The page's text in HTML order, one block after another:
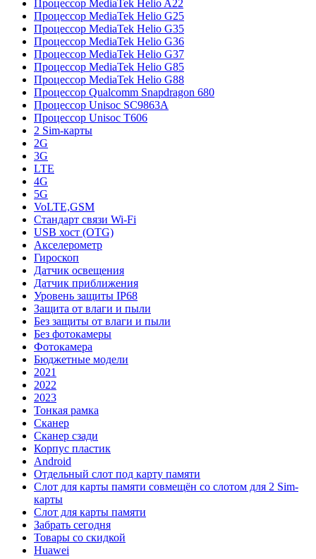
Процессор MediaTek Helio A22
Процессор MediaTek Helio G25
Процессор MediaTek Helio G35
Процессор MediaTek Helio G36
Процессор MediaTek Helio G37
Процессор MediaTek Helio G85
Процессор MediaTek Helio G88
Процессор Qualcomm Snapdragon 680
Процессор Unisoc SC9863A
Процессор Unisoc T606
2 Sim-карты
2G
3G
LTE
4G
5G
VoLTE,GSM
Стандарт связи Wi-Fi
USB хост (OTG)
Акселерометр
Гироскоп
Датчик освещения
Датчик приближения
Уровень защиты IP68
Защита от влаги и пыли
Без защиты от влаги и пыли
Без фотокамеры
Фотокамера
Бюджетные модели
2021
2022
2023
Тонкая рамка
Сканер
Сканер сзади
Корпус пластик
Android
Отдельный слот под карту памяти
Слот для карты памяти совмещён со слотом для 2 Sim-
карты
Слот для карты памяти
Забрать сегодня
Товары со скидкой
Huawei